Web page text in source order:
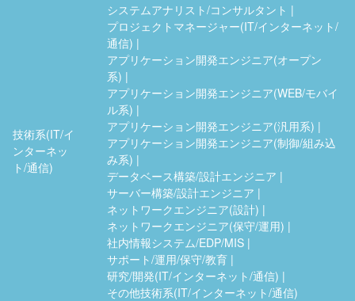
技術系(IT/イ
ンターネッ
ト/通信)
システムアナリスト/コンサルタント
プロジェクトマネージャー(IT/インターネット/
通信)
アプリケーション開発エンジニア(オープン
系)
アプリケーション開発エンジニア(WEB/モバイ
ル系)
アプリケーション開発エンジニア(汎用系)
アプリケーション開発エンジニア(制御/組み込
み系)
データベース構築/設計エンジニア
サーバー構築/設計エンジニア
ネットワークエンジニア(設計)
ネットワークエンジニア(保守/運用)
社内情報システム/EDP/MIS
サポート/運用/保守/教育
研究/開発(IT/インターネット/通信)
その他技術系(IT/インターネット/通信)